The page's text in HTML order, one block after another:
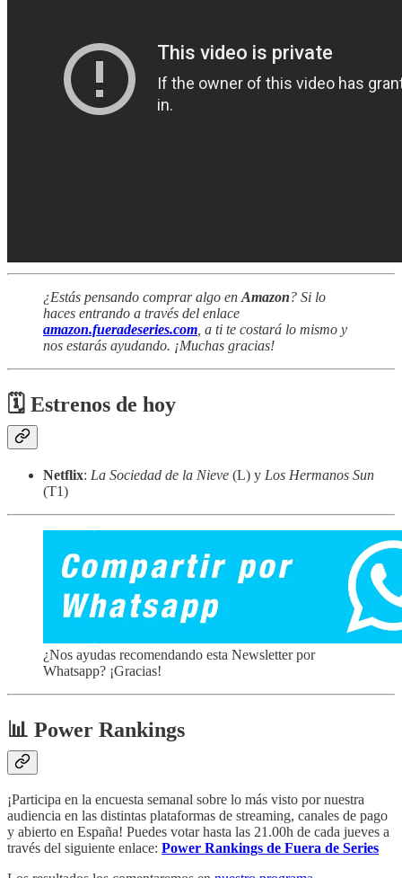
¿Estás pensando comprar algo en Amazon? Si lo
haces entrando a través del enlace
amazon.fueradeseries.com , a ti te costará lo mismo y
nos estarás ayudando. ¡Muchas gracias!
🗓 Estrenos de hoy
Netflix: La Sociedad de la Nieve (L) y Los Hermanos Sun
(T1)
¿Nos ayudas recomendando esta Newsletter por
Whatsapp? ¡Gracias!
📊 Power Rankings
¡Participa en la encuesta semanal sobre lo más visto por nuestra
audiencia en las distintas plataformas de streaming, canales de pago
y abierto en España! Puedes votar hasta las 21.00h de cada jueves a
través del siguiente enlace: Power Rankings de Fuera de Series